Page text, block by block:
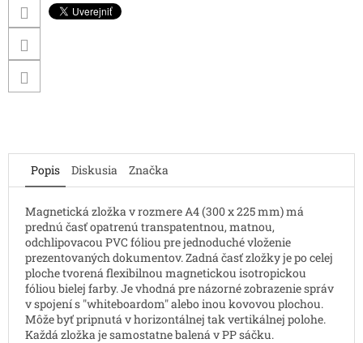
Popis Diskusia Značka
Magnetická zložka v rozmere A4 (300 x 225 mm) má
prednú časť opatrenú transpatentnou, matnou,
odchlipovacou PVC fóliou pre jednoduché vloženie
prezentovaných dokumentov. Zadná časť zložky je po celej
ploche tvorená flexibilnou magnetickou isotropickou
fóliou bielej farby. Je vhodná pre názorné zobrazenie správ
v spojení s "whiteboardom" alebo inou kovovou plochou.
Môže byť pripnutá v horizontálnej tak vertikálnej polohe.
Každá zložka je samostatne balená v PP sáčku.